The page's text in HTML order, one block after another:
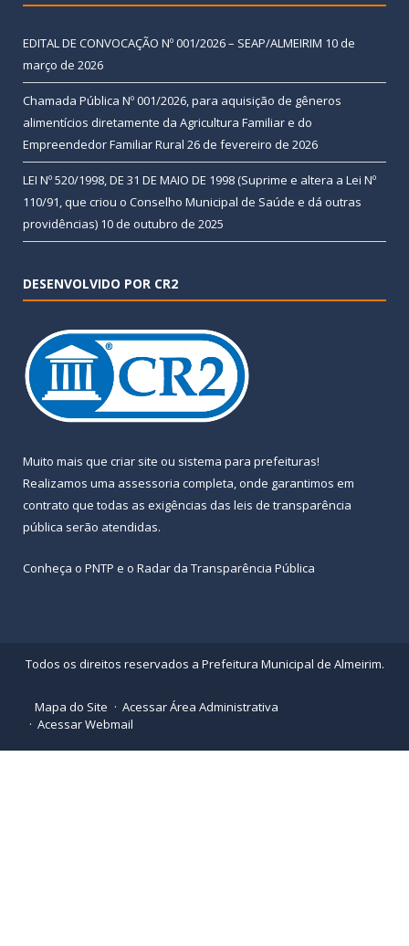
EDITAL DE CONVOCAÇÃO Nº 001/2026 – SEAP/ALMEIRIM 10 de
março de 2026
Chamada Pública Nº 001/2026, para aquisição de gêneros
alimentícios diretamente da Agricultura Familiar e do
Empreendedor Familiar Rural 26 de fevereiro de 2026
LEI Nº 520/1998, DE 31 DE MAIO DE 1998 (Suprime e altera a Lei Nº
110/91, que criou o Conselho Municipal de Saúde e dá outras
providências) 10 de outubro de 2025
DESENVOLVIDO POR CR2
Muito mais que criar site ou sistema para prefeituras!
Realizamos uma assessoria completa, onde garantimos em
contrato que todas as exigências das leis de transparência
pública serão atendidas.
Conheça o PNTP e o Radar da Transparência Pública
Todos os direitos reservados a Prefeitura Municipal de Almeirim.
Mapa do Site
Acessar Área Administrativa
Acessar Webmail